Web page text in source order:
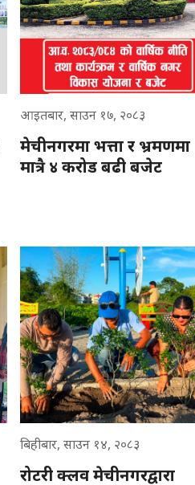
आइतबार, साउन १७, २०८३
मेचीनगरमा भत्ता र भ्रमणमा
मात्रै ४ करोड बढी बजेट
बिहीबार, साउन १४, २०८३
रोटरी क्लव मेचीनगरद्वारा